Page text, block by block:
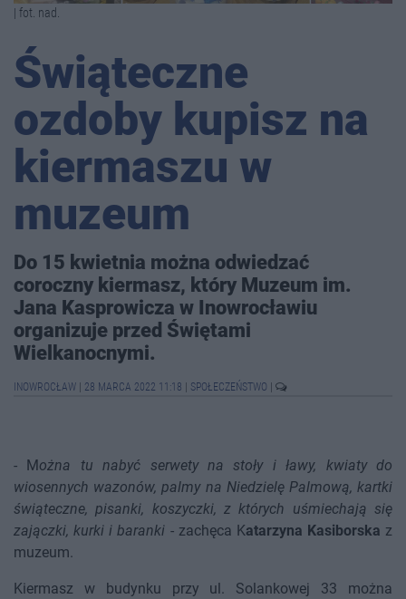
| fot. nad.
Świąteczne
ozdoby kupisz na
kiermaszu w
muzeum
Do 15 kwietnia można odwiedzać
coroczny kiermasz, który Muzeum im.
Jana Kasprowicza w Inowrocławiu
organizuje przed Świętami
Wielkanocnymi.
INOWROCŁAW 28 MARCA 2022 11:18 SPOŁECZEŃSTWO
- M ożna tu nabyć serwety na stoły i ławy, kwiaty do
wiosennych wazonów, palmy na Niedzielę Palmową, kartki
świąteczne, pisanki, koszyczki, z których uśmiechają się
zajączki, kurki i baranki - zachęca Katarzyna Kasiborska z
muzeum.
Kiermasz w budynku przy ul. Solankowej 33 można